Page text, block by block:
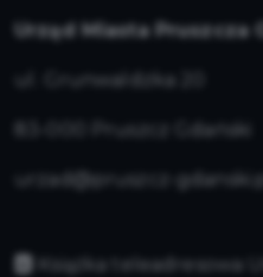
Urząd Miasta Pruszcza
ul. Grunwaldzka 20
83-000 Pruszcz Gdański
urzad@pruszcz-gdanski.pl
Książka teleadresowa